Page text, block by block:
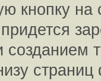
кнопку
созданием